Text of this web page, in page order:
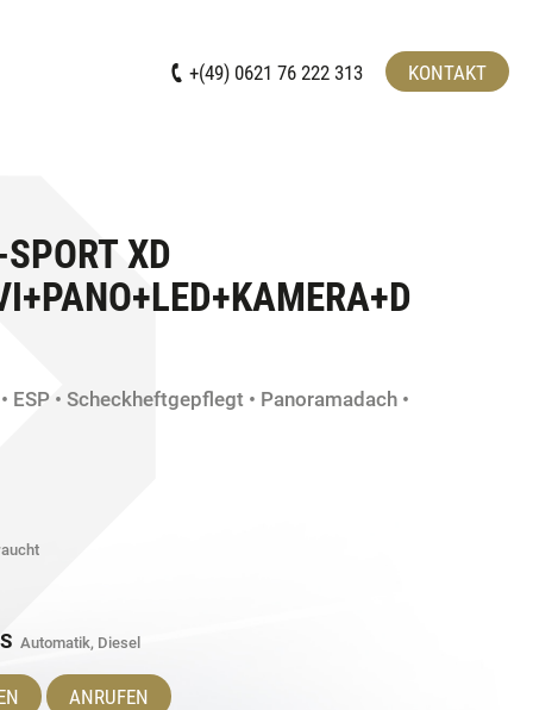
+(49) 0621 76 222 313 KONTAKT
XD
ESP Scheckheftgepflegt Panoramadach
Automatik, Diesel
ANRUFEN